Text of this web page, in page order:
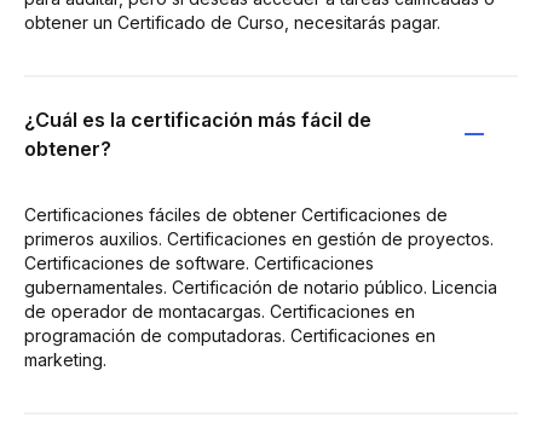
obtener un Certificado de Curso, necesitarás pagar.
¿Cuál es la certificación más fácil de
obtener?
Certificaciones fáciles de obtener Certificaciones de
primeros auxilios. Certificaciones en gestión de proyectos.
Certificaciones de software. Certificaciones
gubernamentales. Certificación de notario público. Licencia
de operador de montacargas. Certificaciones en
programación de computadoras. Certificaciones en
marketing.